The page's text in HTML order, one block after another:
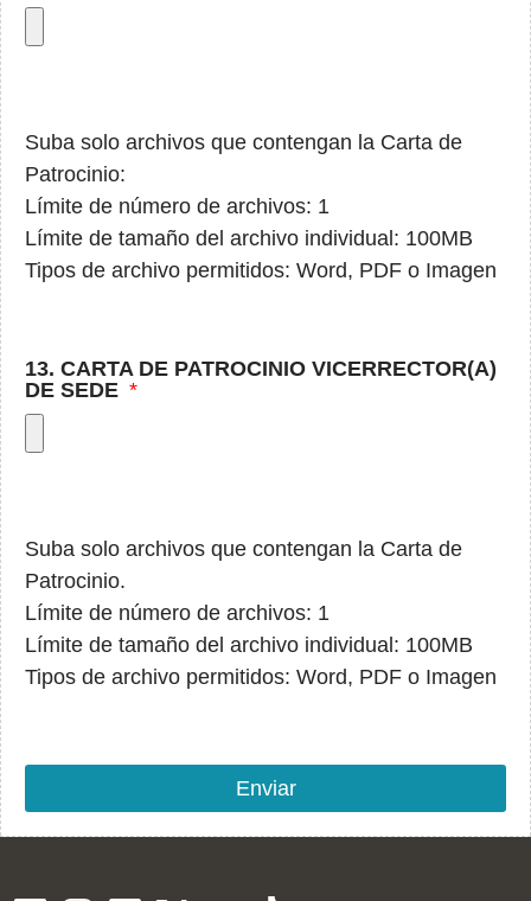
Suba solo archivos que contengan la Carta de
Patrocinio:
Límite de número de archivos: 1
Límite de tamaño del archivo individual: 100MB
Tipos de archivo permitidos: Word, PDF o Imagen
13. CARTA DE PATROCINIO VICERRECTOR(A)
DE SEDE
Suba solo archivos que contengan la Carta de
Patrocinio.
Límite de número de archivos: 1
Límite de tamaño del archivo individual: 100MB
Tipos de archivo permitidos: Word, PDF o Imagen
Enviar